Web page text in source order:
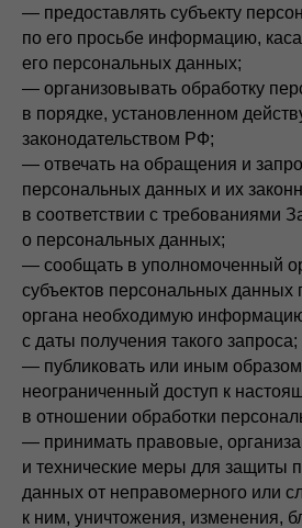
— предоставлять субъекту
по его просьбе информацию,
его персональных данных;
— организовывать обработку
в порядке, установленном
законодательством РФ;
— отвечать на обращения и
персональных данных и их
в соответствии с требованиями
о персональных данных;
— сообщать в уполномоченный
субъектов персональных данных
органа необходимую
с даты получения такого запроса;
— публиковать или иным образом
неограниченный доступ к
в отношении обработки
— принимать правовые,
и технические меры для защиты
данных от неправомерного или
к ним, уничтожения, изменения,